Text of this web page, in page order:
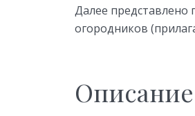
Далее представлено
огородников